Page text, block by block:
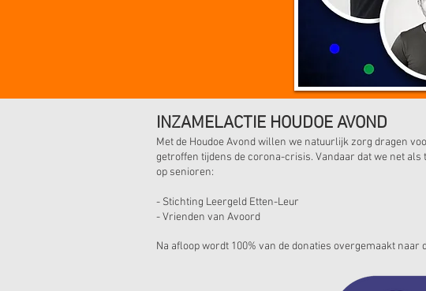
INZAMELACTIE HOUDOE AVOND
Met de Houdoe Avond willen we natuurlijk zorg dragen
getroffen tijdens de corona-crisis. Vandaar dat we net
op senioren:
- Stichting Leergeld Etten-Leur
- Vrienden van Avoord
Na afloop wordt 100% van de donaties overgemaakt